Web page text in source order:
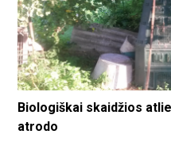
Biologiškai skaidžios
atrodo